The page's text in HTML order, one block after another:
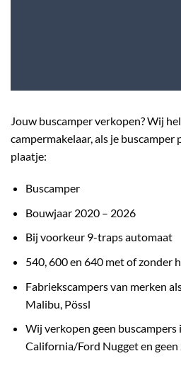
Jouw buscamper verkopen? Wij
campermakelaar, als je buscamper
plaatje:
Buscamper
Bouwjaar 2020 – 2026
Bij voorkeur 9-traps automaat
540, 600 en 640 met of zonder
Fabriekscampers van merken
Malibu, Pössl
Wij verkopen geen
California/Ford Nugget en